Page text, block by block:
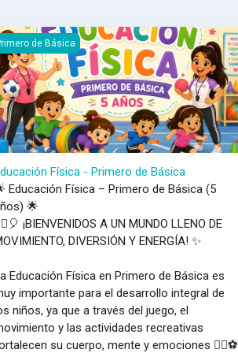
Física - Primero de Básica
de Básica
Física - Primero de Básica
Educación Física – Primero de Básica (5
🌟
¡BIENVENIDOS A UN MUNDO LLENO DE
DIVERSIÓN Y ENERGÍA! ✨
Educación Física en Primero de Básica es
importante para el desarrollo integral de
niños, ya que a través del juego, el
y las actividades recreativas
su cuerpo, mente y emociones 🤸‍♀️⚽